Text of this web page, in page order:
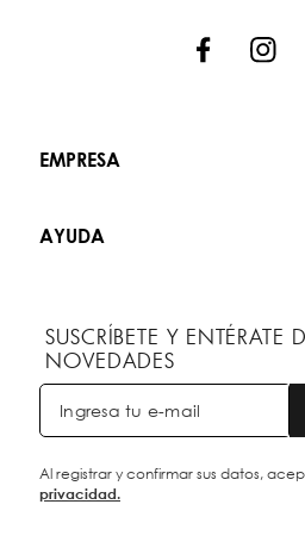
EMPRESA
AYUDA
SUSCRÍBETE Y ENTÉRATE
NOVEDADES
Al registrar y confirmar sus datos,
privacidad.